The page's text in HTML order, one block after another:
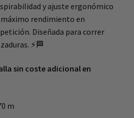
y ajuste ergonómico
rendimiento en
Diseñada para correr
⚡🏁
sin coste adicional en
m